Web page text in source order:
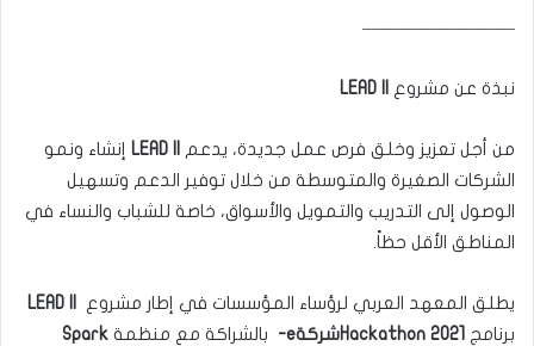
————————–
نبذة عن مشروع LEAD II
من أجل تعزيز وخلق فرص عمل جديدة، يدعم LEAD II إنشاء ونمو
الشركات الصغيرة والمتوسطة من خلال توفير الدعم وتسهيل
الوصول إلى التدريب والتمويل والأسواق، خاصة للشباب والنساء في
المناطق الأقل حظاً.
يطلق المعهد العربي لرؤساء المؤسسات في إطار مشروع
LEAD II
برنامج Hackathon 2021شركةe- بالشراكة مع منظمة Spark